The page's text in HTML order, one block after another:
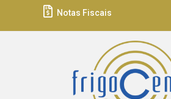
Notas Fiscais